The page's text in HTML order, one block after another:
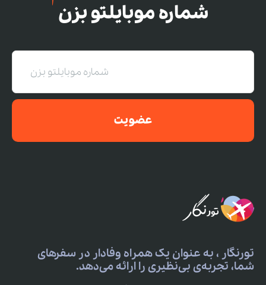
شماره موبایلتو بزن
عضویت
تورنگار ، به عنوان یک همراه وفادار در سفرهای
شما، تجربه‌ی بی‌نظیری را ارائه می‌دهد.